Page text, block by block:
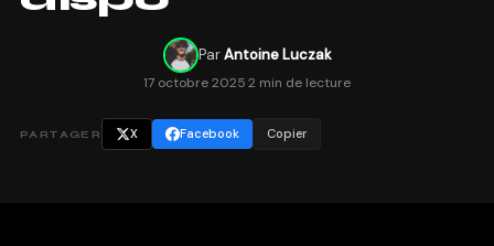
ParAntoine Luczak
17 octobre 20252 min de lecture
PARTAGER X Facebook Copier